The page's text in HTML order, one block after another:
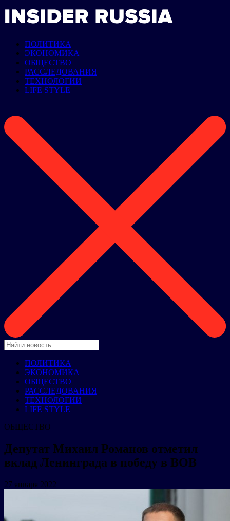
ПОЛИТИКА
ЭКОНОМИКА
ОБЩЕСТВО
РАССЛЕДОВАНИЯ
ТЕХНОЛОГИИ
LIFE STYLE
ПОЛИТИКА
ЭКОНОМИКА
ОБЩЕСТВО
РАССЛЕДОВАНИЯ
ТЕХНОЛОГИИ
LIFE STYLE
ОБЩЕСТВО
Депутат Михаил Романов отметил
вклад Ленинграда в победу в ВОВ
27 января 2022